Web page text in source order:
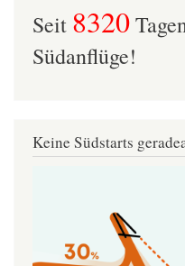
Seit 8320
Südanflüge!
Keine Südstarts